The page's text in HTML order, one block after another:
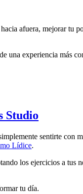
afuera, mejorar tu
una experiencia más
Studio
sentirte con
Lídice.
los ejercicios a tus
tu día.